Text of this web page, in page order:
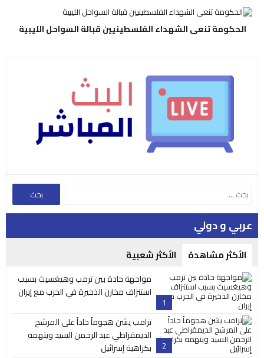
الحكومة تنعى الشهداء الفلسطينيين قبالة السواحل الليبية
عربي و دولي
الأكثر مشاهدة الأكثر شعبية
1
مواجهة حادة بين ترمب وهيغسيث بسبب
استنزاف مخازن الذخيرة في الحرب مع إيران
2
ترامب يشن هجوماً حاداً على المرشح
الديمقراطي عبد الرحمن السيد ويتهمه
بكراهية إسرائيل